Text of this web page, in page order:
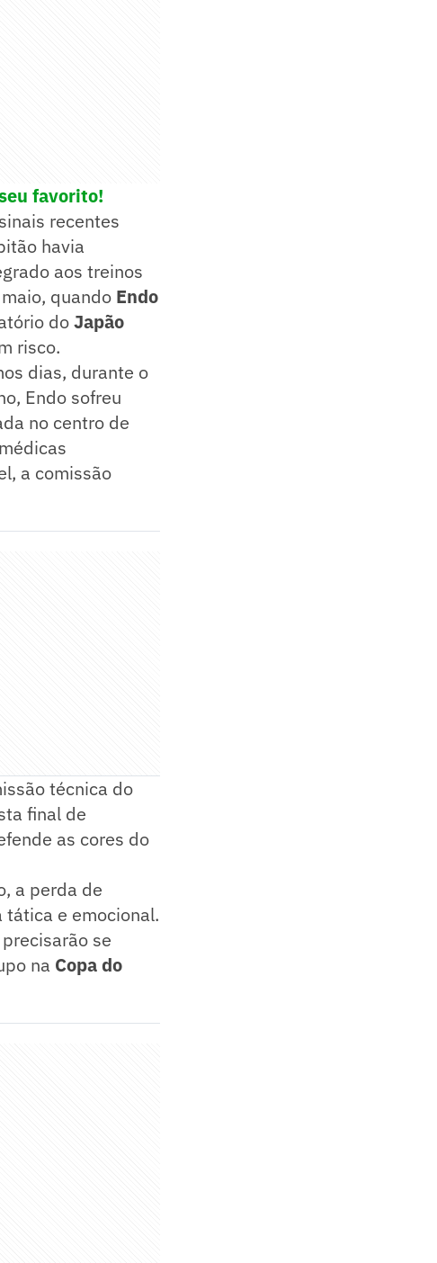
favorito!
recentes
havia
aos treinos
quando Endo
doJapão
risco.
dias, durante o
Endo sofreu
no centro de
a comissão
técnica do
final de
as cores do
a perda de
e emocional.
precisarão se
na Copa do